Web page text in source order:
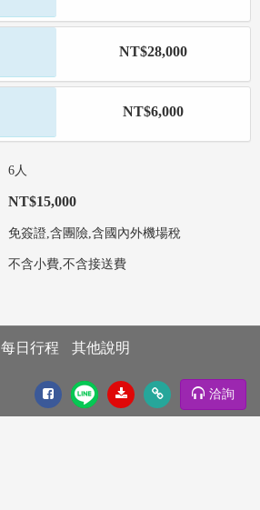
NT$28,000
NT$6,000
6人
NT$15,000
免簽證,含團險,含國內外機場稅
不含小費,不含接送費
每日行程 其他說明
洽詢